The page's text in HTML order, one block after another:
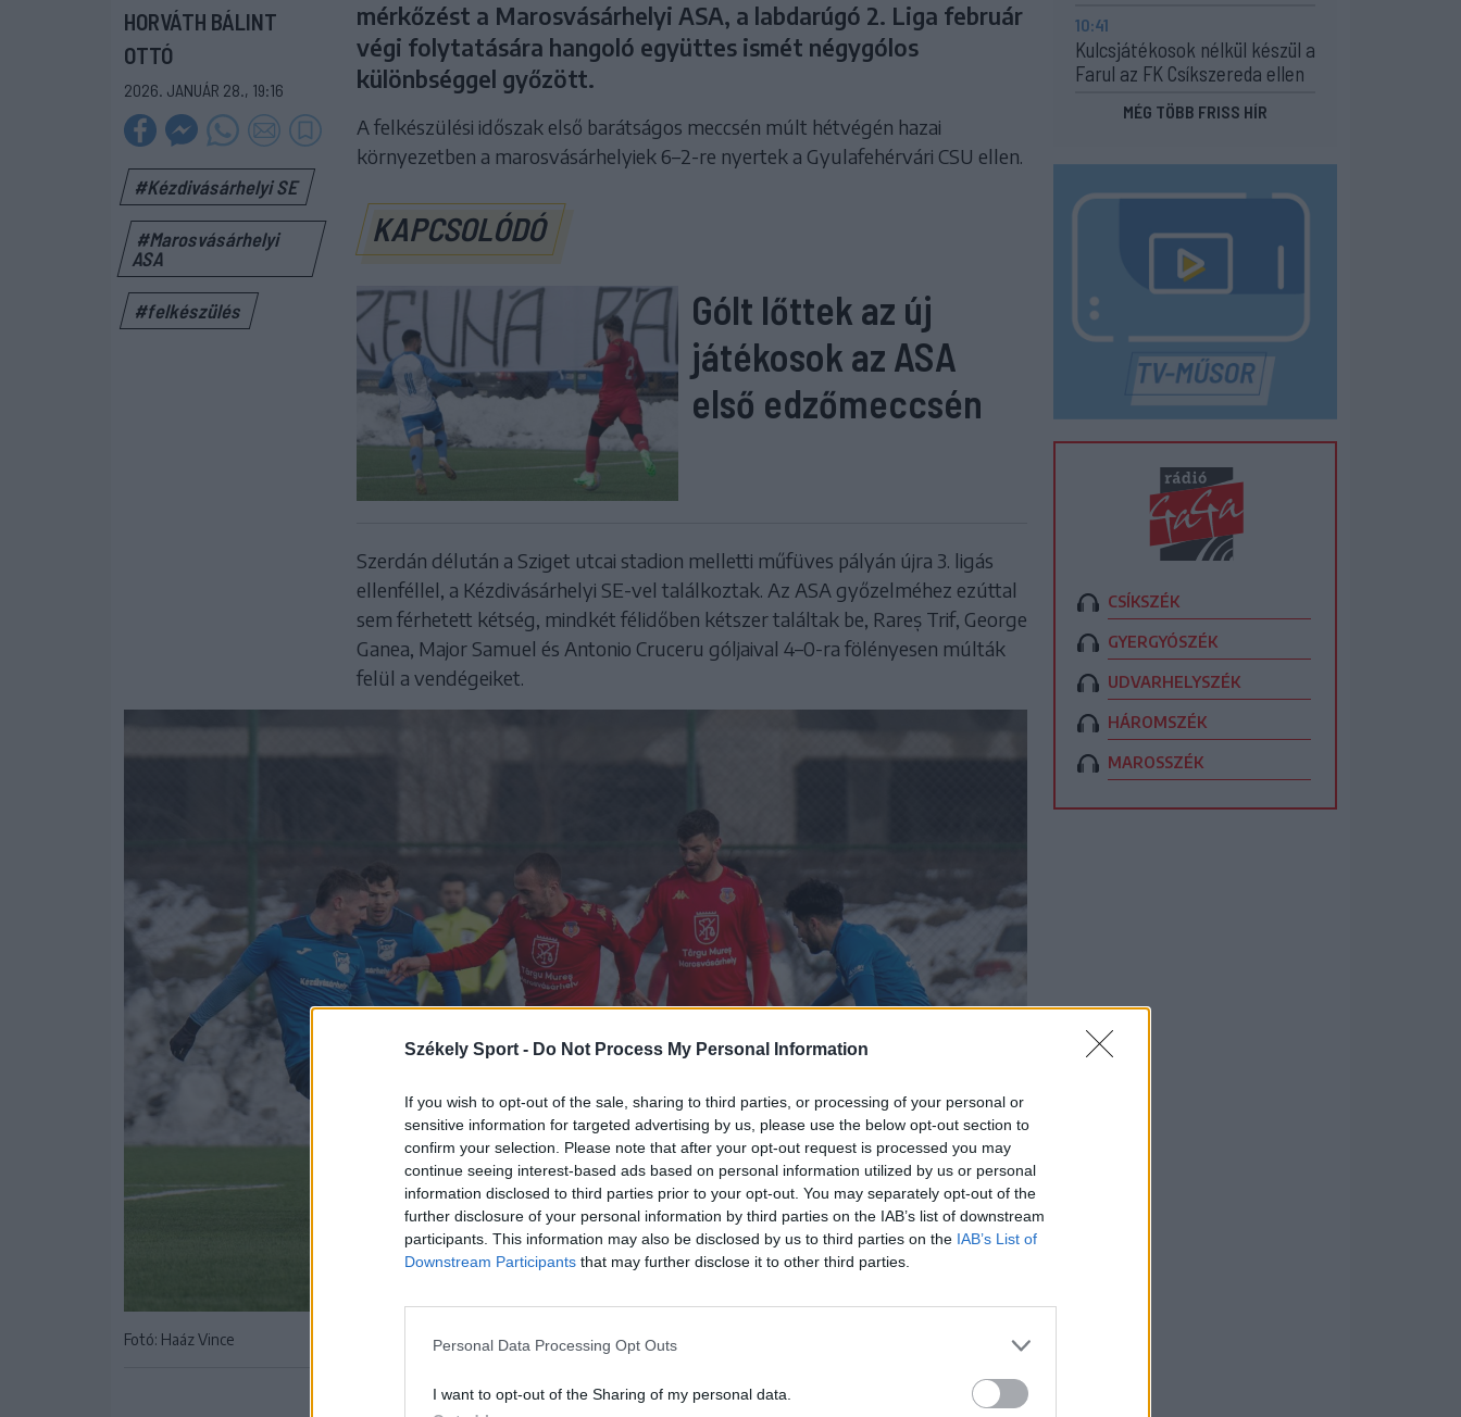
Székely Sport - Do Not Process My Personal Information
If you wish to opt-out of the sale, sharing to third parties, or processing of your personal or
sensitive information for targeted advertising by us, please use the below opt-out section to
confirm your selection. Please note that after your opt-out request is processed you may
continue seeing interest-based ads based on personal information utilized by us or personal
information disclosed to third parties prior to your opt-out. You may separately opt-out of the
further disclosure of your personal information by third parties on the IAB’s list of downstream
participants. This information may also be disclosed by us to third parties on the IAB’s List of
Downstream Participants that may further disclose it to other third parties.
Personal Data Processing Opt Outs
I want to opt-out of the Sharing of my personal data.
HORVÁTH BÁLINT
OTTÓ
2026. JANUÁR 28., 19:16
#Kézdivásárhelyi SE
#Marosvásárhelyi
ASA
#felkészülés
mérkőzést a Marosvásárhelyi ASA, a labdarúgó 2. Liga február
végi folytatására hangoló együttes ismét négygólos
különbséggel győzött.
A felkészülési időszak első barátságos meccsén múlt hétvégén hazai
környezetben a marosvásárhelyiek 6–2-re nyertek a Gyulafehérvári CSU ellen.
KAPCSOLÓDÓ
Gólt lőttek az új
játékosok az ASA
első edzőmeccsén
Szerdán délután a Sziget utcai stadion melletti műfüves pályán újra 3. ligás
ellenféllel, a Kézdivásárhelyi SE-vel találkoztak. Az ASA győzelméhez ezúttal
sem férhetett kétség, mindkét félidőben kétszer találtak be, Rareș Trif, George
Ganea, Major Samuel és Antonio Cruceru góljaival 4–0-ra fölényesen múlták
felül a vendégeiket.
Fotó: Haáz Vince
Eusebiu Tudor vezetőedző együttese szombaton újabb edzőmérkőzést
10:41
Kulcsjátékosok nélkül készül a
Farul az FK Csíkszereda ellen
MÉG TÖBB FRISS HÍR
CSÍKSZÉK
GYERGYÓSZÉK
UDVARHELYSZÉK
HÁROMSZÉK
MAROSSZÉK